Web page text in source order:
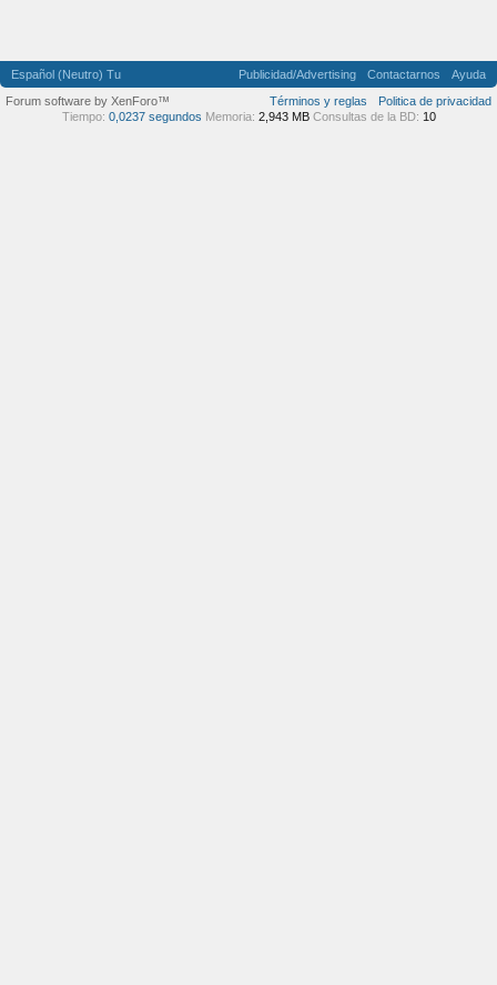
Español (Neutro) Tu Publicidad/Advertising Contactarnos
Ayuda
Términos y reglas
Politica de privacidad
Forum software by XenForo™
Tiempo: 0,0237 segundos Memoria: 2,943 MB Consultas de la BD: 10